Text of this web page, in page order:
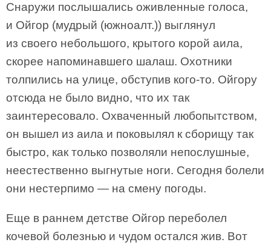
Снаружи послышались оживленные голоса,
и Ойгор (мудрый (южноалт.)) выглянул
из своего небольшого, крытого корой аила,
скорее напоминавшего шалаш. Охотники
толпились на улице, обступив кого-то. Ойгору
отсюда не было видно, что их так
заинтересовало. Охваченный любопытством,
он вышел из аила и поковылял к сборищу так
быстро, как только позволяли непослушные,
неестественно выгнутые ноги. Сегодня болели
они нестерпимо — на смену погоды.
Еще в раннем детстве Ойгор переболел
кочевой болезнью и чудом остался жив. Вот